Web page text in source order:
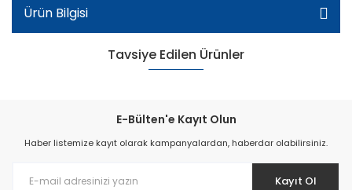
Ürün Bilgisi
Tavsiye Edilen Ürünler
E-Bülten'e Kayıt Olun
Haber listemize kayıt olarak kampanyalardan, haberdar olabilirsiniz.
Kayıt Ol